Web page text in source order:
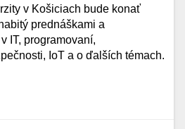
v Košiciach bude konať
prednáškami a
IT, programovaní,
IoT a o ďalších témach.